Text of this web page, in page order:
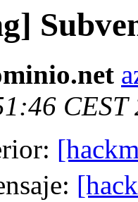
CEST